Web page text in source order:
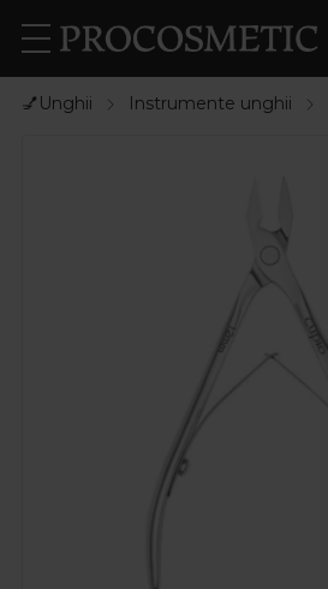
💅Unghii Instrumente unghii